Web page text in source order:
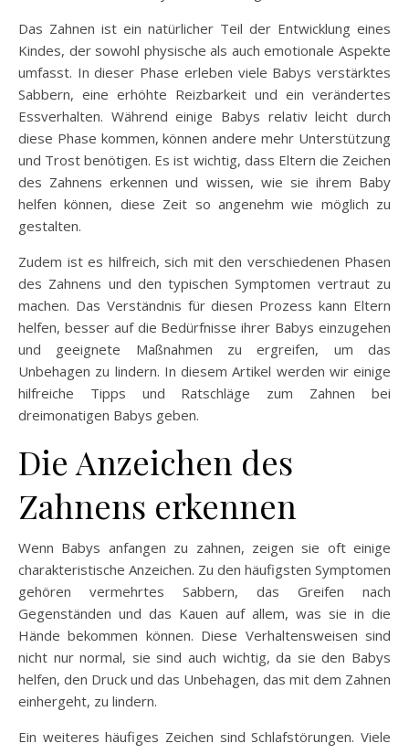
Das Zahnen ist ein natürlicher Teil der Entwicklung eines
Kindes, der sowohl physische als auch emotionale Aspekte
umfasst. In dieser Phase erleben viele Babys verstärktes
Sabbern, eine erhöhte Reizbarkeit und ein verändertes
Essverhalten. Während einige Babys relativ leicht durch
diese Phase kommen, können andere mehr Unterstützung
und Trost benötigen. Es ist wichtig, dass Eltern die Zeichen
des Zahnens erkennen und wissen, wie sie ihrem Baby
helfen können, diese Zeit so angenehm wie möglich zu
gestalten.
Zudem ist es hilfreich, sich mit den verschiedenen Phasen
des Zahnens und den typischen Symptomen vertraut zu
machen. Das Verständnis für diesen Prozess kann Eltern
helfen, besser auf die Bedürfnisse ihrer Babys einzugehen
und geeignete Maßnahmen zu ergreifen, um das
Unbehagen zu lindern. In diesem Artikel werden wir einige
hilfreiche Tipps und Ratschläge zum Zahnen bei
dreimonatigen Babys geben.
Die Anzeichen des
Zahnens erkennen
Wenn Babys anfangen zu zahnen, zeigen sie oft einige
charakteristische Anzeichen. Zu den häufigsten Symptomen
gehören vermehrtes Sabbern, das Greifen nach
Gegenständen und das Kauen auf allem, was sie in die
Hände bekommen können. Diese Verhaltensweisen sind
nicht nur normal, sie sind auch wichtig, da sie den Babys
helfen, den Druck und das Unbehagen, das mit dem Zahnen
einhergeht, zu lindern.
Ein weiteres häufiges Zeichen sind Schlafstörungen. Viele